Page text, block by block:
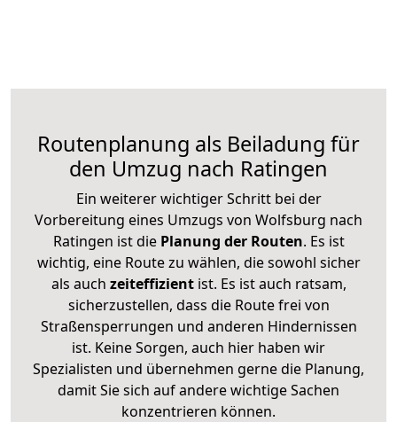
Routenplanung als Beiladung für
den Umzug nach Ratingen
Ein weiterer wichtiger Schritt bei der
Vorbereitung eines Umzugs von Wolfsburg nach
Ratingen ist diePlanung der Routen. Es ist
wichtig, eine Route zu wählen, die sowohl sicher
als auch zeiteffizientist. Es ist auch ratsam,
sicherzustellen, dass die Route frei von
Straßensperrungen und anderen Hindernissen
ist. Keine Sorgen, auch hier haben wir
Spezialisten und übernehmen gerne die Planung,
damit Sie sich auf andere wichtige Sachen
konzentrieren können.